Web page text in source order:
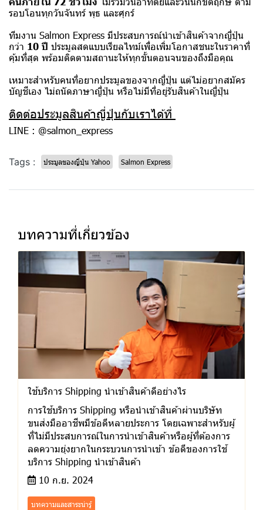
รอบโอนทุกวันจันทร์ พุธ และศุกร์
ทีมงาน Salmon Express มีประสบการณ์นำเข้าสินค้าจากญี่ปุ่น
กว่า 10 ปี ประมูลสดแบบเรียลไทม์เพื่อเพิ่มโอกาสชนะในราคาที่
คุ้มที่สุด พร้อมติดตามสถานะให้ทุกขั้นตอนจนของถึงมือคุณ
เหมาะสำหรับคนที่อยากประมูลของจากญี่ปุ่น แต่ไม่อยากสมัคร
บัญชีเอง ไม่ถนัดภาษาญี่ปุ่น หรือไม่มีที่อยู่รับสินค้าในญี่ปุ่น
ติดต่อประมูลสินค้าญี่ปุ่นกับเราได้ที่
LINE : @salmon_express
Tags : ประมูลของญี่ปุ่น Yahoo Salmon Express
บทความที่เกี่ยวข้อง
ใช้บริการ Shipping นำเข้าสินค้าดีอย่างไร
การใช้บริการ Shipping หรือนำเข้าสินค้าผ่านบริษัท
ขนส่งมืออาชีพมีข้อดีหลายประการ โดยเฉพาะสำหรับผู้
ที่ไม่มีประสบการณ์ในการนำเข้าสินค้าหรือผู้ที่ต้องการ
ลดความยุ่งยากในกระบวนการนำเข้า ข้อดีของการใช้
บริการ Shipping นำเข้าสินค้า
10 ก.ย. 2024
บทความและสาระน่ารู้